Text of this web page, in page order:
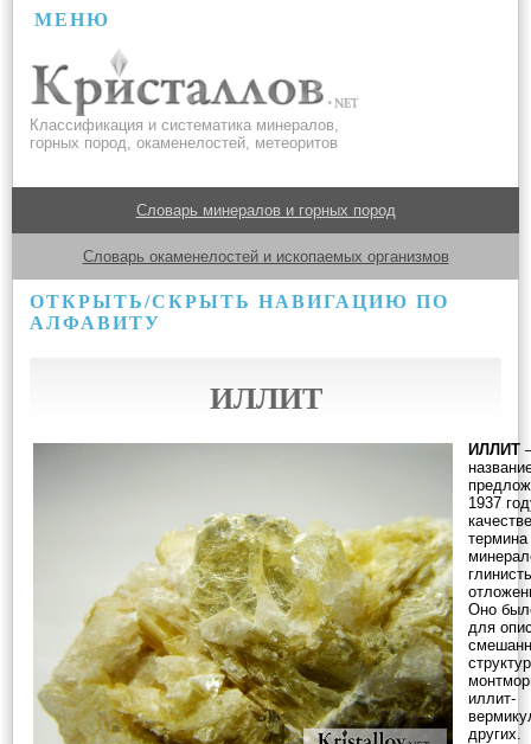
МЕНЮ
Классификация и систематика минералов,
горных пород, окаменелостей, метеоритов
Словарь минералов и горных пород
Словарь окаменелостей и ископаемых организмов
ОТКРЫТЬ/СКРЫТЬ НАВИГАЦИЮ ПО
АЛФАВИТУ
ИЛЛИТ
ИЛЛИТ
1937
Оно
для
иллит-
других.